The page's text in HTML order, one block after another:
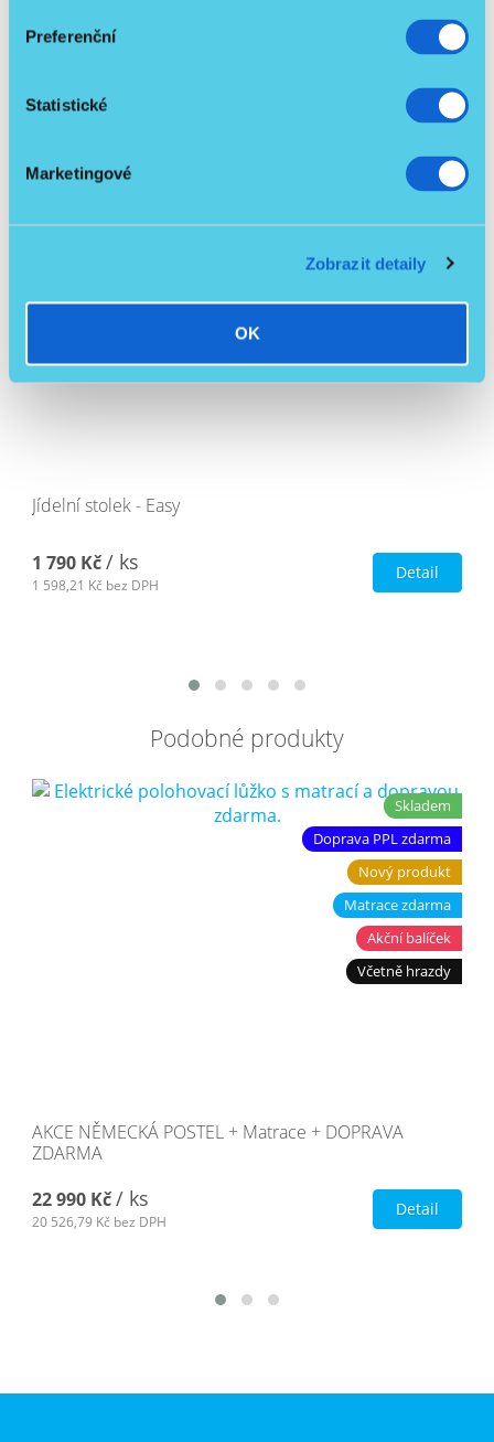
Preferenční
Statistické
Marketingové
Zobrazit detaily
OK
Skladem
Jídelní stolek - Easy
1 790 Kč/ ks
1 598,21 Kč bez DPH
Detail
Podobné produkty
Skladem
Doprava PPL zdarma
Nový produkt
Matrace zdarma
Akční balíček
Včetně hrazdy
AKCE NĚMECKÁ POSTEL + Matrace + DOPRAVA
ZDARMA
22 990 Kč/ ks
20 526,79 Kč bez DPH
Detail